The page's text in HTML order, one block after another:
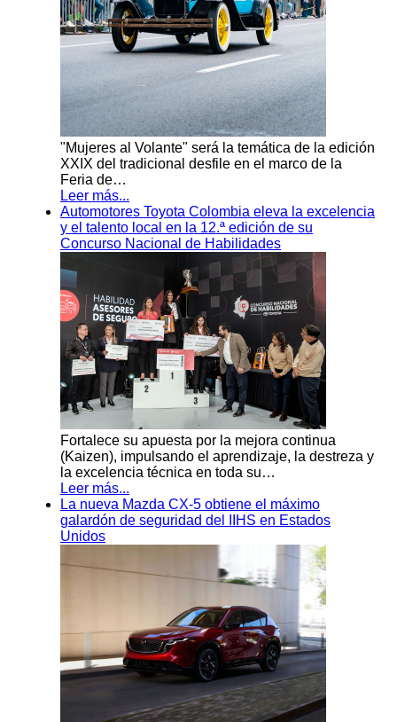
"Mujeres al Volante" será la temática de la edición
XXIX del tradicional desfile en el marco de la
Feria de…
Leer más...
Automotores Toyota Colombia eleva la excelencia
y el talento local en la 12.ª edición de su
Concurso Nacional de Habilidades
Fortalece su apuesta por la mejora continua
(Kaizen), impulsando el aprendizaje, la destreza y
la excelencia técnica en toda su…
Leer más...
La nueva Mazda CX-5 obtiene el máximo
galardón de seguridad del IIHS en Estados
Unidos